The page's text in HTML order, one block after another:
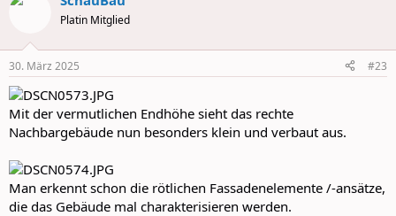
s
:
Platin Mitglied
30. März 2025 #23
Mit der vermutlichen Endhöhe sieht das rechte
Nachbargebäude nun besonders klein und verbaut aus.
Man erkennt schon die rötlichen Fassadenelemente /-ansätze,
die das Gebäude mal charakterisieren werden.